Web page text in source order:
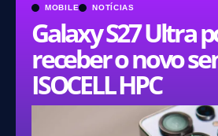
MOBILE NOTÍCIAS
Galaxy S27 Ultra
receber o novo
ISOCELL HPC